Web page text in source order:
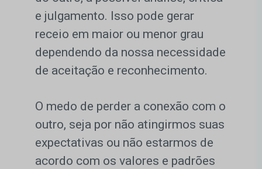
e julgamento. Isso pode gerar
receio em maior ou menor grau
dependendo da nossa necessidade
de aceitação e reconhecimento.
O medo de perder a conexão com o
outro, seja por não atingirmos suas
expectativas ou não estarmos de
acordo com os valores e padrões